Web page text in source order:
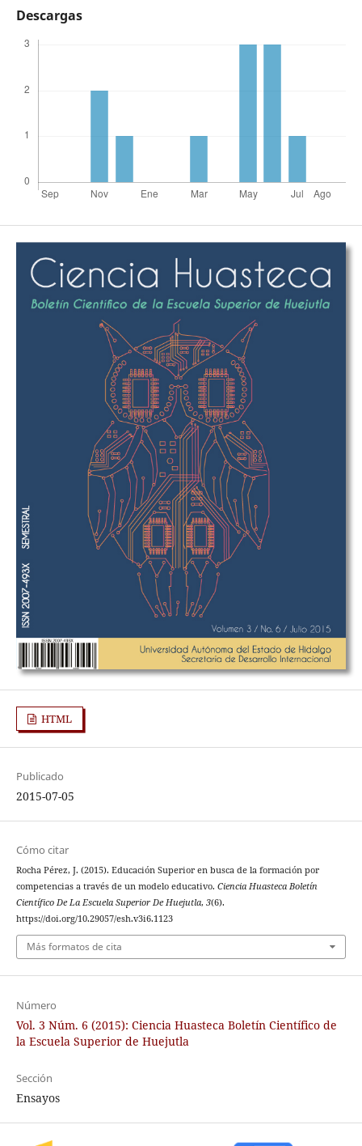
Descargas
HTML
Publicado
2015-07-05
Cómo citar
Rocha Pérez, J. (2015). Educación Superior en busca de la formación por
competencias a través de un modelo educativo. Ciencia Huasteca Boletín
Científico De La Escuela Superior De Huejutla, 3(6).
https://doi.org/10.29057/esh.v3i6.1123
Más formatos de cita
Número
Vol. 3 Núm. 6 (2015): Ciencia Huasteca Boletín Científico de
la Escuela Superior de Huejutla
Sección
Ensayos